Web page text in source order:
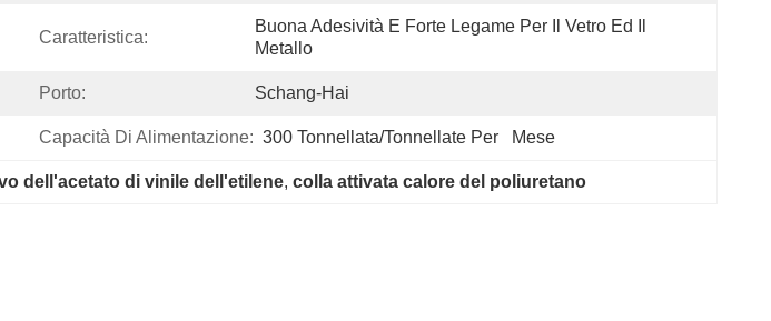
Caratteristica:
Buona Adesività E Forte Legame Per Il Vetro Ed Il
Metallo
Porto: Schang-Hai
Capacità Di Alimentazione: 300 Tonnellata/tonnellate Per   Mese
dell'acetato di vinile dell'etilene, colla attivata calore del poliuretano